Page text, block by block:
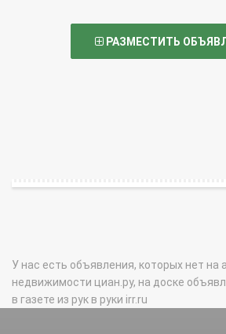
РАЗМЕСТИТЬ
У нас есть объявления, которых нет на
недвижимости циан.ру, на доске
в газете из рук в руки irr.ru